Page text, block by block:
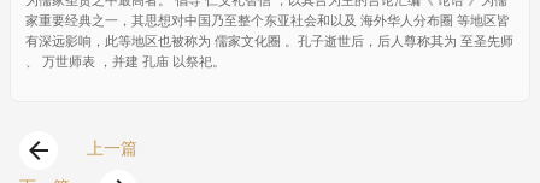
家重要经典之一，其思想对中国乃至整个东亚社会和以及 海外华人分布圈 等地区皆
有深远影响，此等地区也被称为 儒家文化圈 。孔子逝世后，后人尊称其为 至圣先师
、 万世师表 ，并建 孔庙 以祭祀。
arrow_back
上一篇